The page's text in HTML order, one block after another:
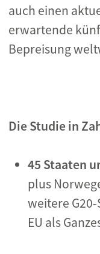
auch einen
erwartende
Bepreisung
Die Studie in
45 Staaten
plus
weitere
EU als